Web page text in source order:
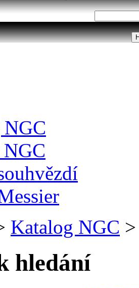
NGC
Katalog NGC >
hledání